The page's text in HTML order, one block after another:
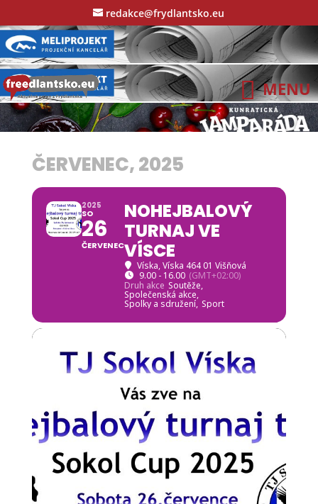
redakce@frydlantsko.eu
ČERVENEC, 2025
2025
SO
26
ČERVENEC
NOHEJBALOVÝ
TURNAJ VE
VÍSCE
Víska, Víska 464 01 Višňová
9.00 - 16.00 (GMT+02:00)
Druh akce Soutěže,
Společenská akce,
Spolky a sdružení, Sport